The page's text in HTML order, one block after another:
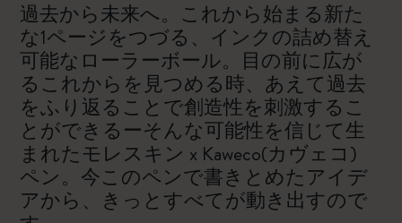
過去から未来へ。これから始まる新た
な1ページをつづる、インクの詰め替え
可能なローラーボール。目の前に広が
るこれからを見つめる時、あえて過去
をふり返ることで創造性を刺激するこ
とができるーそんな可能性を信じて生
まれたモレスキン x Kaweco(カヴェコ)
ペン。今このペンで書きとめたアイデ
アから、きっとすべてが動き出すので